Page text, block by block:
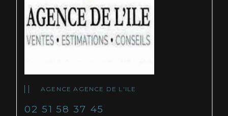
AGENCE AGENCE DE L'ILE
02 51 58 37 45